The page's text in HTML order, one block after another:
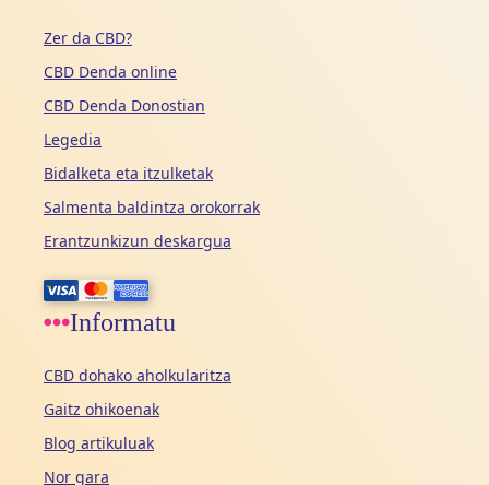
Zer da CBD?
CBD Denda online
CBD Denda Donostian
Legedia
Bidalketa eta itzulketak
Salmenta baldintza orokorrak
Erantzunkizun deskargua
Informatu
CBD dohako aholkularitza
Gaitz ohikoenak
Blog artikuluak
Nor gara